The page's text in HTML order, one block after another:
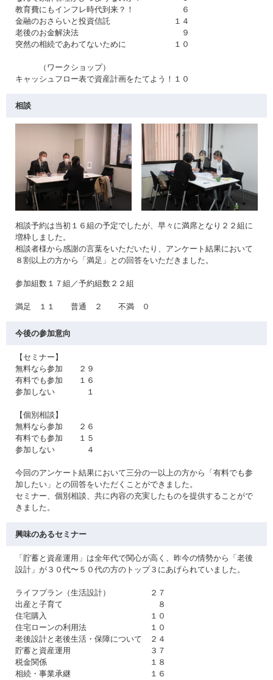
教育費にもインフレ時代到来？！ ６
金融のおさらいと投資信託 １４
老後のお金解決法 ９
突然の相続であわてないために １０
（ワークショップ）
キャッシュフロー表で資産計画をたてよう！１０
相談
相談予約は当初１６組の予定でしたが、早々に満席となり２２組に
増枠しました。
相談者様から感謝の言葉をいただいたり、アンケート結果において
８割以上の方から「満足」との回答をいただきました。
参加組数１７組／予約組数２２組
満足 １１ 普通 ２ 不満 ０
今後の参加意向
【セミナー】
無料なら参加 ２９
有料でも参加 １６
参加しない １
【個別相談】
無料なら参加 ２６
有料でも参加 １５
参加しない ４
今回のアンケート結果において三分の一以上の方から「有料でも参
加したい」との回答をいただくことができました。
セミナー、個別相談、共に内容の充実したものを提供することがで
きました。
興味のあるセミナー
「貯蓄と資産運用」は全年代で関心が高く、昨今の情勢から「老後
設計」が３０代〜５０代の方のトップ３にあげられていました。
ライフプラン（生活設計） ２７
出産と子育て ８
住宅購入 １０
住宅ローンの利用法 １０
老後設計と老後生活・保障について ２４
貯蓄と資産運用 ３７
税金関係 １８
相続・事業承継 １６